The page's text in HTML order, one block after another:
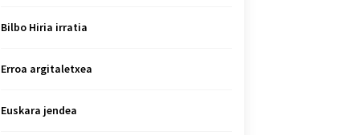
Bilbo Hiria irratia
Erroa argitaletxea
Euskara jendea